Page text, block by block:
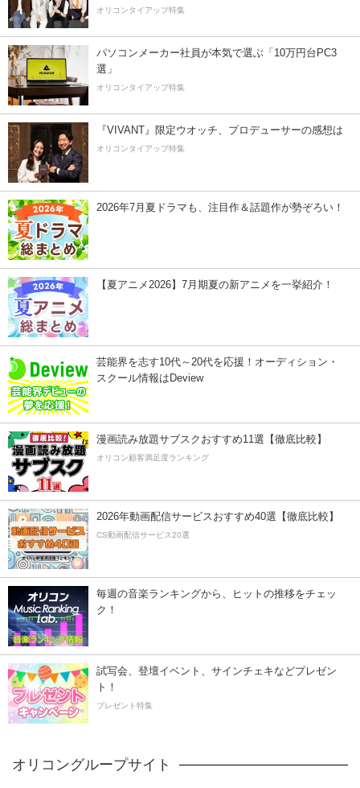
オリコンタイアップ特集
パソコンメーカー社員が本気で選ぶ「10万円台PC3
選」
オリコンタイアップ特集
『VIVANT』限定ウオッチ、プロデューサーの感想は
オリコンタイアップ特集
2026年7月夏ドラマも、注目作＆話題作が勢ぞろい！
【夏アニメ2026】7月期夏の新アニメを一挙紹介！
芸能界を志す10代～20代を応援！オーディション・
スクール情報はDeview
漫画読み放題サブスクおすすめ11選【徹底比較】
オリコン顧客満足度ランキング
2026年動画配信サービスおすすめ40選【徹底比較】
CS動画配信サービス20選
毎週の音楽ランキングから、ヒットの推移をチェッ
ク！
試写会、登壇イベント、サインチェキなどプレゼン
ト！
プレゼント特集
オリコングループサイト